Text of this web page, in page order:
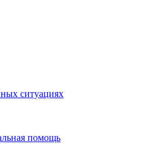
ситуациях
помощь